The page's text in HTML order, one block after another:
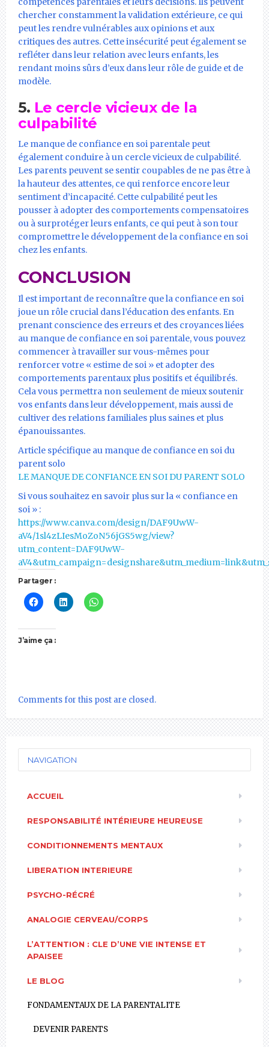
chercher constamment la validation extérieure, ce qui
peut les rendre vulnérables aux opinions et aux
critiques des autres. Cette insécurité peut également se
refléter dans leur relation avec leurs enfants, les
rendant moins sûrs d’eux dans leur rôle de guide et de
modèle.
5. Le cercle vicieux de la
culpabilité
Le manque de confiance en soi parentale peut
également conduire à un cercle vicieux de culpabilité.
Les parents peuvent se sentir coupables de ne pas être à
la hauteur des attentes, ce qui renforce encore leur
sentiment d’incapacité. Cette culpabilité peut les
pousser à adopter des comportements compensatoires
ou à surprotéger leurs enfants, ce qui peut à son tour
compromettre le développement de la confiance en soi
chez les enfants.
CONCLUSION
Il est important de reconnaître que la confiance en soi
joue un rôle crucial dans l’éducation des enfants. En
prenant conscience des erreurs et des croyances liées
au manque de confiance en soi parentale, vous pouvez
commencer à travailler sur vous-mêmes pour
renforcer votre « estime de soi » et adopter des
comportements parentaux plus positifs et équilibrés.
Cela vous permettra non seulement de mieux soutenir
vos enfants dans leur développement, mais aussi de
cultiver des relations familiales plus saines et plus
épanouissantes.
Article spécifique au manque de confiance en soi du
parent solo
LE MANQUE DE CONFIANCE EN SOI DU PARENT SOLO
Si vous souhaitez en savoir plus sur la « confiance en
soi » :
https://www.canva.com/design/DAF9UwW-
aV4/1sl4zLIesMoZoN56jGS5wg/view?
utm_content=DAF9UwW-
Partager :
J’aime ça :
Comments for this post are closed.
NAVIGATION
ACCUEIL
RESPONSABILITÉ INTÉRIEURE HEUREUSE
CONDITIONNEMENTS MENTAUX
LIBERATION INTERIEURE
PSYCHO-RÉCRÉ
ANALOGIE CERVEAU/CORPS
L’ATTENTION : CLE D’UNE VIE INTENSE ET
APAISEE
LE BLOG
FONDAMENTAUX DE LA PARENTALITE
DEVENIR PARENTS